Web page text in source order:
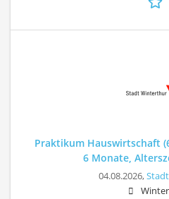
Praktikum Hauswirtschaft
6 Monate,
04.08.2026,